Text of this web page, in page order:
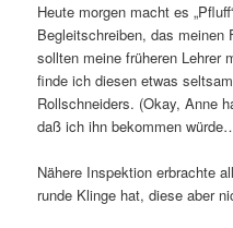
Heute morgen macht es
Begleitschreiben, das meinen
sollten meine früheren
finde ich diesen etwas
Rollschneiders. (Okay, Anne
daß ich ihn bekommen
Nähere Inspektion erbrachte
runde Klinge hat, diese aber